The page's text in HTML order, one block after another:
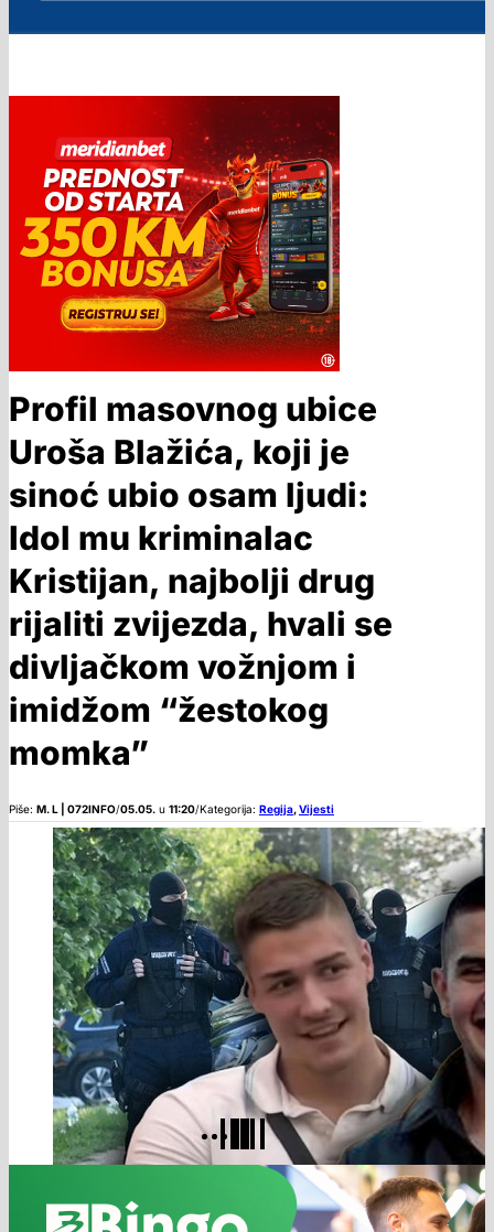
Profil masovnog ubice
Uroša Blažića, koji je
sinoć ubio osam ljudi:
Idol mu kriminalac
Kristijan, najbolji drug
rijaliti zvijezda, hvali se
divljačkom vožnjom i
imidžom “žestokog
momka”
Piše: M. L | 072INFO/05.05. u 11:20/Kategorija: Regija,Vijesti